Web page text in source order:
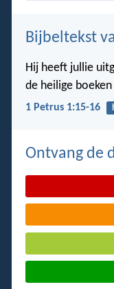
Bijbeltekst
Hij heeft jullie
de heilige
1 Petrus 1:15-16
Ontvang de